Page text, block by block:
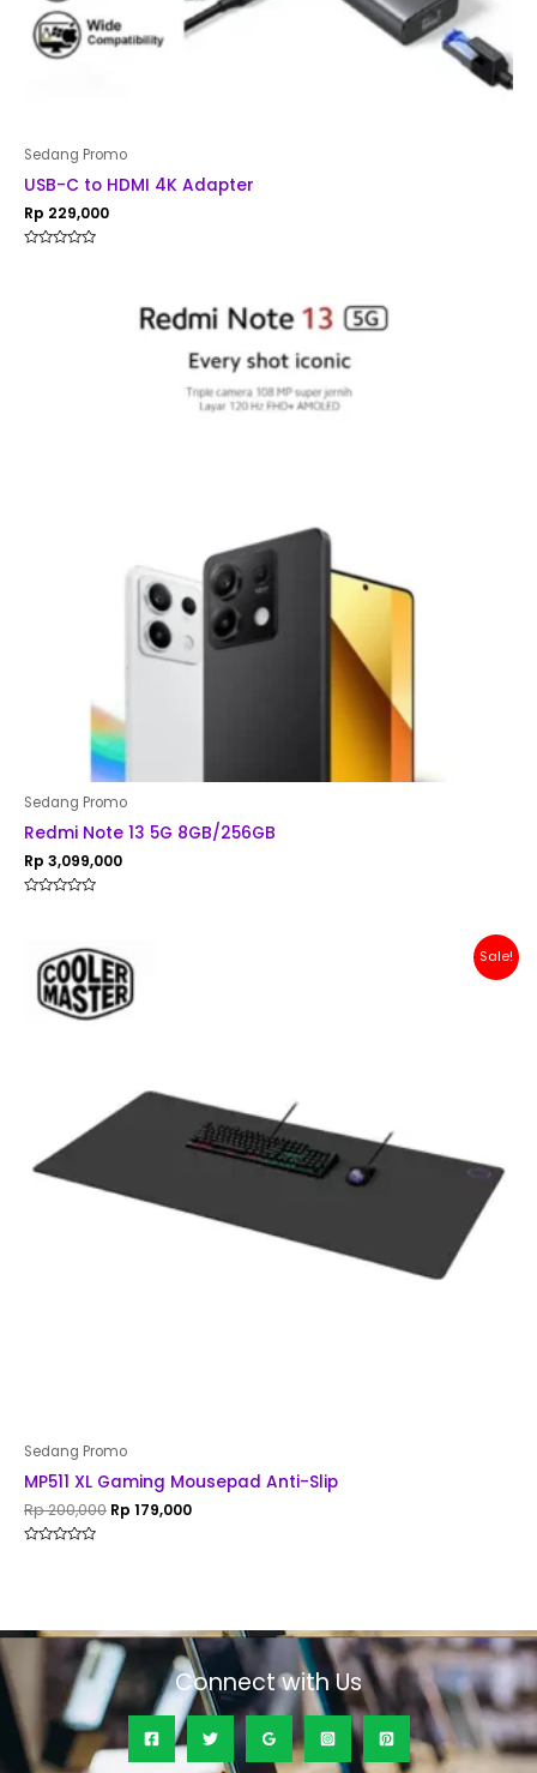
Sedang Promo
USB-C to HDMI 4K Adapter
Rp 229,000
Sedang Promo
Redmi Note 13 5G 8GB/256GB
Rp 3,099,000
Sale!
Sedang Promo
MP511 XL Gaming Mousepad Anti-Slip
Rp200,000
Original
price
was:
Rp 200,000.
Rp 179,000
Connect with Us